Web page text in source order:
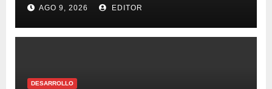
AGO 9, 2026 EDITOR
DESARROLLO